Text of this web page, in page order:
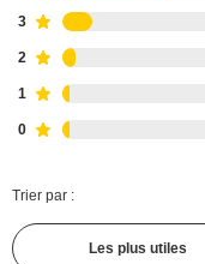
3
2
1
0
Trier par :
Les plus utiles